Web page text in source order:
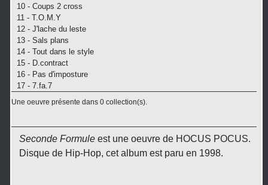
10 - Coups 2 cross
11 - T.O.M.Y
12 - J'lache du leste
13 - Sals plans
14 - Tout dans le style
15 - D.contract
16 - Pas d'imposture
17 - 7.fa.7
Une oeuvre présente dans 0 collection(s).
Seconde Formuleest une oeuvre de HOCUS POCUS.
Disque de Hip-Hop, cet album est paru en 1998.